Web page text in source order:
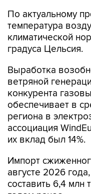
По актуальному
температура
климатической
градуса Цельсия.
Выработка
ветряной
конкурента
обеспечивает в
региона в
ассоциация
их вклад был 14%.
Импорт
августе 2026
составить 6,4 млн